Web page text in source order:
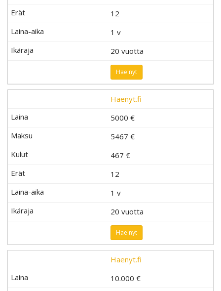
12
1 v
20 vuotta
Hae nyt
Haenyt.fi
5000 €
5467 €
467 €
12
1 v
20 vuotta
Hae nyt
Haenyt.fi
10.000 €